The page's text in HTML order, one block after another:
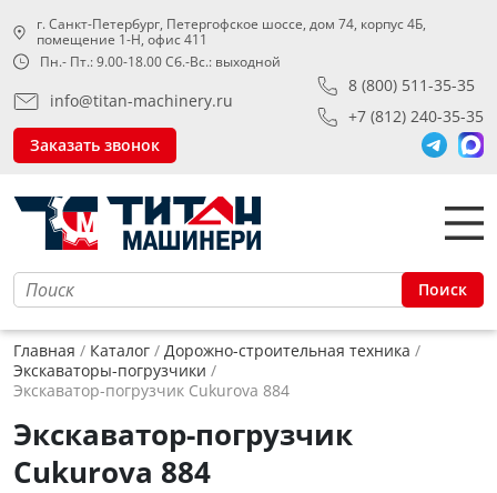
г. Санкт-Петербург, Петергофское шоссе, дом 74, корпус 4Б,
помещение 1-Н, офис 411
Пн.- Пт.: 9.00-18.00 Сб.-Вс.: выходной
info@titan-machinery.ru
8 (800) 511-35-35
+7 (812) 240-35-35
Заказать звонок
Поиск
Главная Каталог
Дорожно-строительная техника
Экскаваторы-погрузчики
Экскаватор-погрузчик Cukurova 884
Экскаватор-погрузчик
Cukurova 884